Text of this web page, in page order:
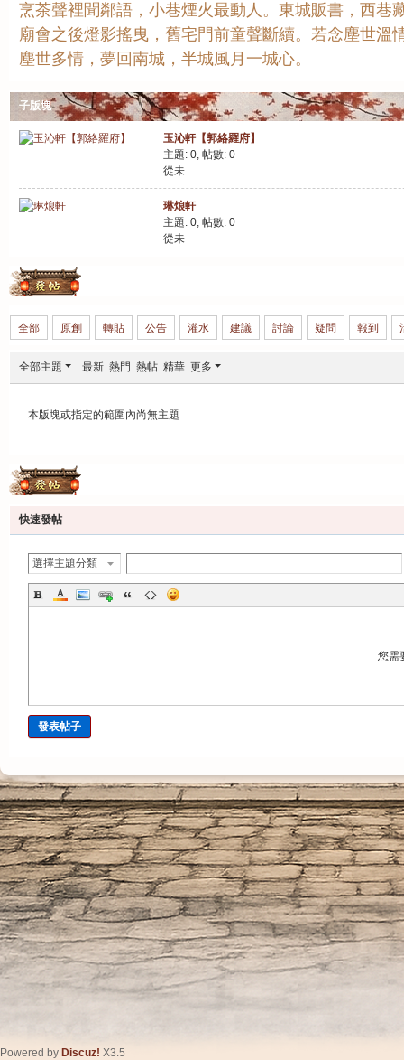
烹茶聲裡聞鄰語，小巷煙火最動人。東城販書，西巷
廟會之後燈影搖曳，舊宅門前童聲斷續。若念塵世
塵世多情，夢回南城，半城風月一城心。
子版塊
玉沁軒【郭絡羅府】
主題: 0, 帖數: 0
從未
琳烺軒
主題: 0, 帖數: 0
從未
發帖
全部 原創 轉貼 公告 灌水 建議 討論 疑問 報到
全部主題 最新 熱門 熱帖 精華 更多
本版塊或指定的範圍內尚無主題
發帖
快速發帖
選擇主題分類
您需
發表帖子
Powered by Discuz! X3.5